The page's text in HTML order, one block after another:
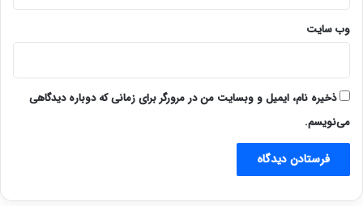
وب‌ سایت
ذخیره نام، ایمیل و وبسایت من در مرورگر برای زمانی که دوباره دیدگاهی
می‌نویسم.